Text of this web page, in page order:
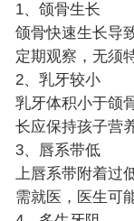
1、颌骨生长
颌骨快速生长导
定期观察，无须
2、乳牙较小
乳牙体积小于颌
长应保持孩子营
3、唇系带低
上唇系带附着过
需就医，医生可